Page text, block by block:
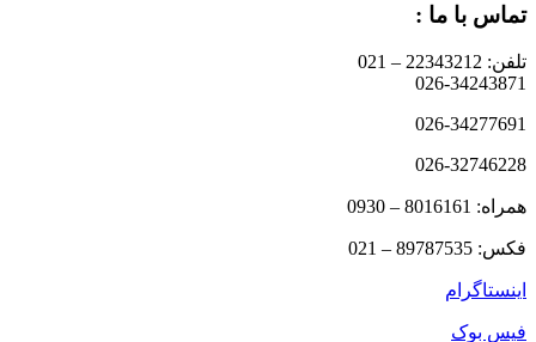
تماس با ما :
تلفن: 22343212 – 021
026-34243871
026-34277691
026-32746228
همراه: 8016161 – 0930
فکس: 89787535 – 021
اینستاگرام
فیس بوک